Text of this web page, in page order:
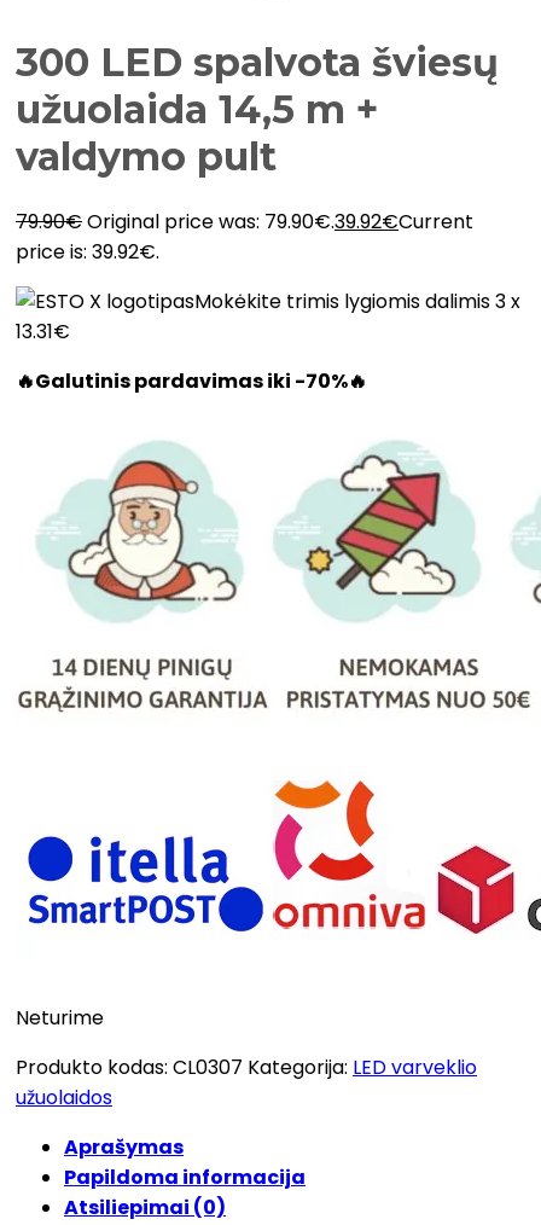
300 LED spalvota šviesų
užuolaida 14,5 m +
valdymo pult
79.90€Original price was: 79.90€.39.92€Current
price is: 39.92€.
Mokėkite trimis lygiomis dalimis 3 x
13.31€
🔥Galutinis pardavimas iki -70%🔥
Neturime
Produkto kodas: CL0307 Kategorija: LED varveklio
užuolaidos
Aprašymas
Papildoma informacija
Atsiliepimai (0)